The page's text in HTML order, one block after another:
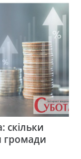
скільки
громади